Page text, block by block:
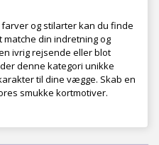
og stilarter kan du finde
matche din indretning og
ivrig rejsende eller blot
denne kategori unikke
til dine vægge. Skab en
smukke kortmotiver.